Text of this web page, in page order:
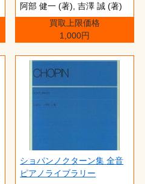
阿部 健一 (著),‎ 吉澤 誠 (著)
買取上限価格
1,000円
ショパンノクターン集 全音
ピアノライブラリー